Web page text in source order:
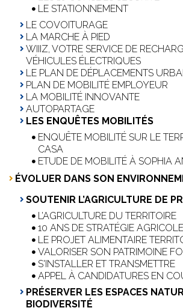
LE STATIONNEMENT
LE COVOITURAGE
LA MARCHE À PIED
WIIIZ, VOTRE SERVICE DE
VÉHICULES ÉLECTRIQUES
LE PLAN DE DÉPLACEMENTS
PLAN DE MOBILITÉ EMPLOYEUR
LA MOBILITÉ INNOVANTE
AUTOPARTAGE
LES ENQUÊTES MOBILITÉS
ENQUÊTE MOBILITÉ SUR LE
CASA
ETUDE DE MOBILITÉ À SOPHIA
ÉVOLUER DANS SON
SOUTENIR L’AGRICULTURE DE
L’AGRICULTURE DU TERRITOIRE
10 ANS DE STRATÉGIE AGRICOLE
LE PROJET ALIMENTAIRE
VALORISER SON PATRIMOINE
S'INSTALLER ET TRANSMETTRE
APPEL À CANDIDATURES EN
PRÉSERVER LES ESPACES
BIODIVERSITÉ